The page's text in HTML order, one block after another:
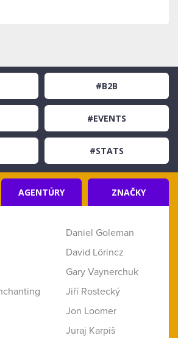
#B2B
#EVENTS
#STATS
AGENTÚRY ZNAČKY
Daniel Goleman
David Lörincz
Gary Vaynerchuk
Jiří Rostecký
Jon Loomer
Juraj Karpiš